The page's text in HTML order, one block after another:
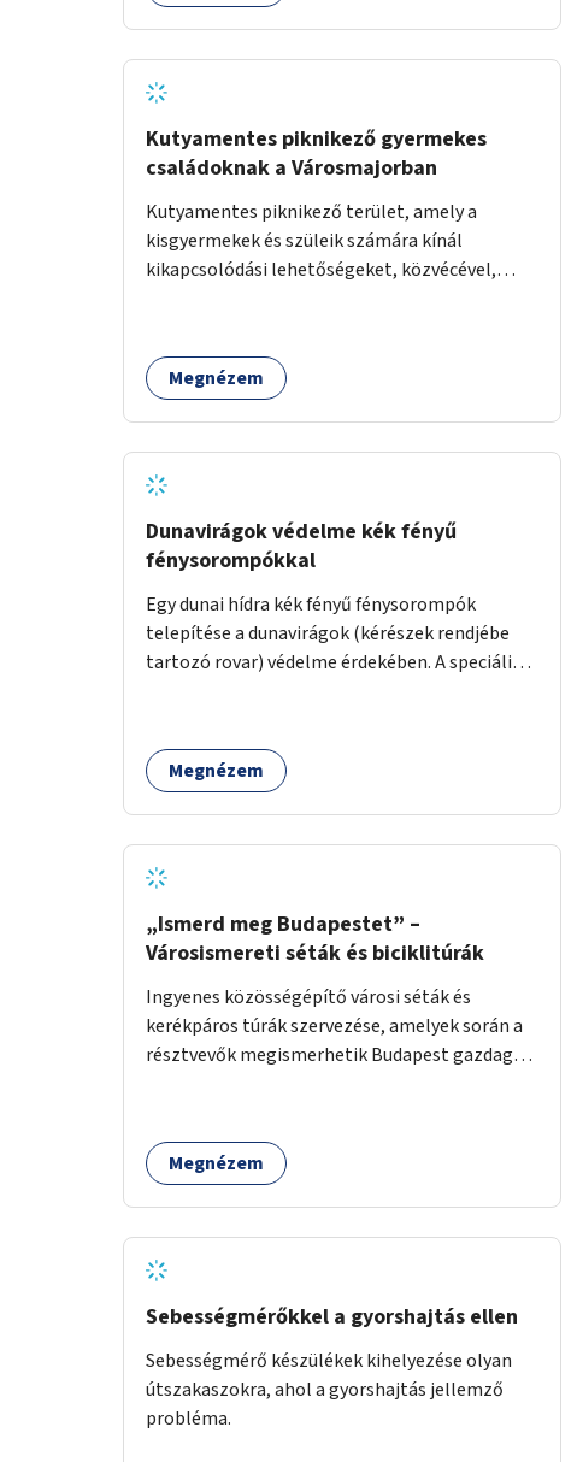
Kutyamentes piknikező gyermekes
családoknak a Városmajorban
Kutyamentes piknikező terület, amely a
kisgyermekek és szüleik számára kínál
kikapcsolódási lehetőségeket, közvécével,
Megnézem
Dunavirágok védelme kék fényű
fénysorompókkal
Egy dunai hídra kék fényű fénysorompók
telepítése a dunavirágok (kérészek rendjébe
tartozó rovar) védelme érdekében. A speciális,
tartsák, megakadályozva, hogy a hidak
úttestjére repüljenek, és ott rakják le petéiket.
Megnézem
„Ismerd meg Budapestet” –
Városismereti séták és biciklitúrák
Ingyenes közösségépítő városi séták és
kerékpáros túrák szervezése, amelyek során a
résztvevők megismerhetik Budapest gazdag
mozgás népszerűsítésével mindenki számára
nagy élményt nyújthat.
Megnézem
Sebességmérőkkel a gyorshajtás ellen
Sebességmérő készülékek kihelyezése olyan
útszakaszokra, ahol a gyorshajtás jellemző
probléma.